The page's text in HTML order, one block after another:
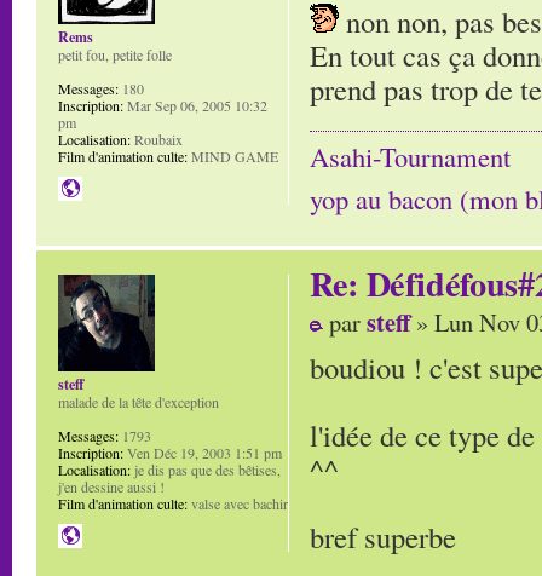
non non, pas
En tout cas ça
prend pas trop de
Asahi-Tournament
yop au bacon (mon
Rems
petit fou, petite folle
Messages: 180
Inscription:Mar Sep 06, 2005 10:32
pm
Localisation:Roubaix
Film d'animation culte:MIND GAME
Re:
parsteff» Lun Nov
boudiou ! c'est
l'idée de ce type
^^
bref superbe
steff
malade de la tête d'exception
Messages: 1793
Inscription:Ven Déc 19, 2003 1:51 pm
Localisation: je dis pas que des bêtises,
j'en dessine aussi !
Film d'animation culte:valse avec bachir